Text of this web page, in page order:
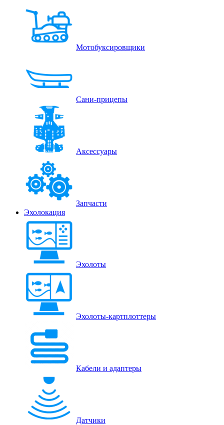
Мотобуксировщики
Сани-прицепы
Аксессуары
Запчасти
Эхолокация
Эхолоты
Эхолоты-картплоттеры
Кабели и адаптеры
Датчики